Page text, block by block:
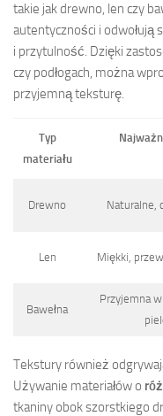
takie jak drewno, len czy
autentyczności i odwołują
i przytulność. Dzięki
czy podłogach, można
przyjemną teksturę.
Typ
materiału
Drewno Naturalne,
Len Miękki,
Bawełna
Przyjemna
Tekstury również
Używanie materiałów o
tkaniny obok szorstkiego